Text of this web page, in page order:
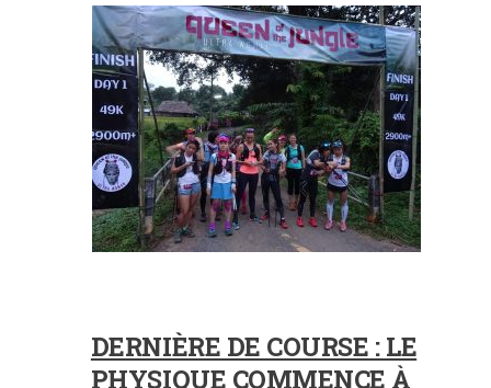
DERNIÈRE DE COURSE : LE
PHYSIQUE COMMENCE À